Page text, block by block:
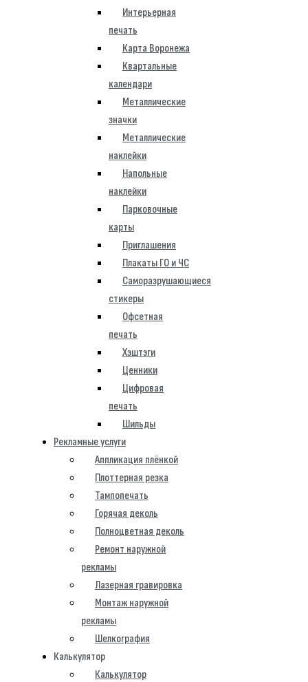
Интерьерная
печать
Карта Воронежа
Квартальные
календари
Металлические
значки
Металлические
наклейки
Напольные
наклейки
Парковочные
карты
Приглашения
Плакаты ГО и ЧС
Саморазрушающиеся
стикеры
Офсетная
печать
Хэштэги
Ценники
Цифровая
печать
Шильды
Рекламные услуги
Аппликация плёнкой
Плоттерная резка
Тампопечать
Горячая деколь
Полноцветная деколь
Ремонт наружной
рекламы
Лазерная гравировка
Монтаж наружной
рекламы
Шелкография
Калькулятор
Калькулятор